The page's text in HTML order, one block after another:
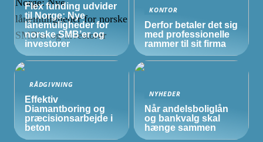
Flex funding udvider
til Norge: Nye
lånemuligheder for
norskeSMB’erog
investorer
KONTOR
Derfor betaler det sig
med professionelle
rammer til sit firma
RÅDGIVNING
Effektiv
Diamantboring og
præcisionsarbejde i
beton
NYHEDER
Når andelsboliglån
og bankvalg skal
hænge sammen